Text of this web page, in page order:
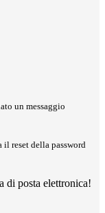
un messaggio
il reset della password
di posta elettronica!